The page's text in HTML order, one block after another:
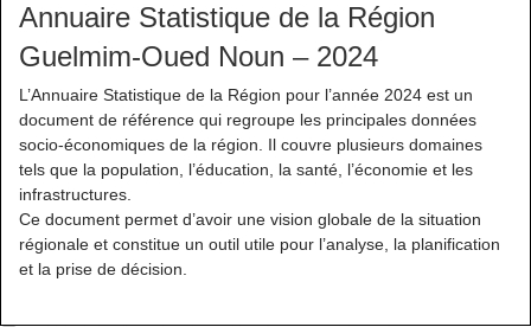
Annuaire Statistique de la Région
Guelmim-Oued Noun – 2024
L’Annuaire Statistique de la Région pour l’année 2024 est un
document de référence qui regroupe les principales données
socio-économiques de la région. Il couvre plusieurs domaines
tels que la population, l’éducation, la santé, l’économie et les
infrastructures.
Ce document permet d’avoir une vision globale de la situation
régionale et constitue un outil utile pour l’analyse, la planification
et la prise de décision.